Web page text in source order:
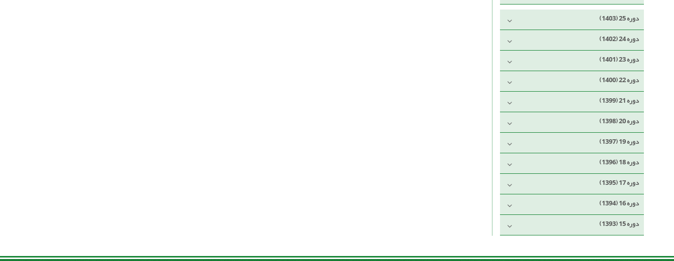
دوره 25 (1403)
دوره 24 (1402)
دوره 23 (1401)
دوره 22 (1400)
دوره 21 (1399)
دوره 20 (1398)
دوره 19 (1397)
دوره 18 (1396)
دوره 17 (1395)
دوره 16 (1394)
دوره 15 (1393)